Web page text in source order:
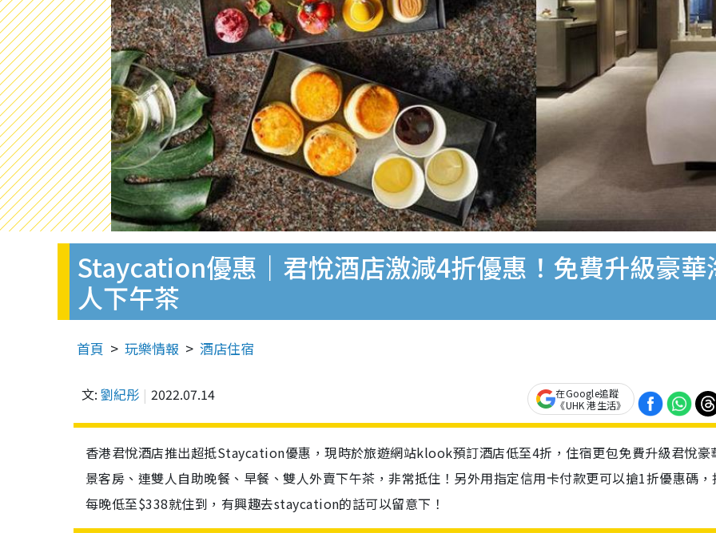
Staycation優惠｜君悅酒店激減4折優惠！免費升級豪
人下午茶
首頁 玩樂情報 酒店住宿
文: 劉紀彤 2022.07.14
在Google追蹤
《UHK 港生活》
香港君悅酒店推出超抵Staycation優惠，現時於旅遊網站klook預訂酒店低至4折，住宿更包免費升級君悅豪
景客房、連雙人自助晚餐、早餐、雙人外賣下午茶，非常抵住！另外用指定信用卡付款更可以搶1折優惠碼，
每晚低至$338就住到，有興趣去staycation的話可以留意下！